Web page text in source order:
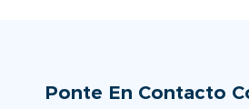
Ponte En Contacto